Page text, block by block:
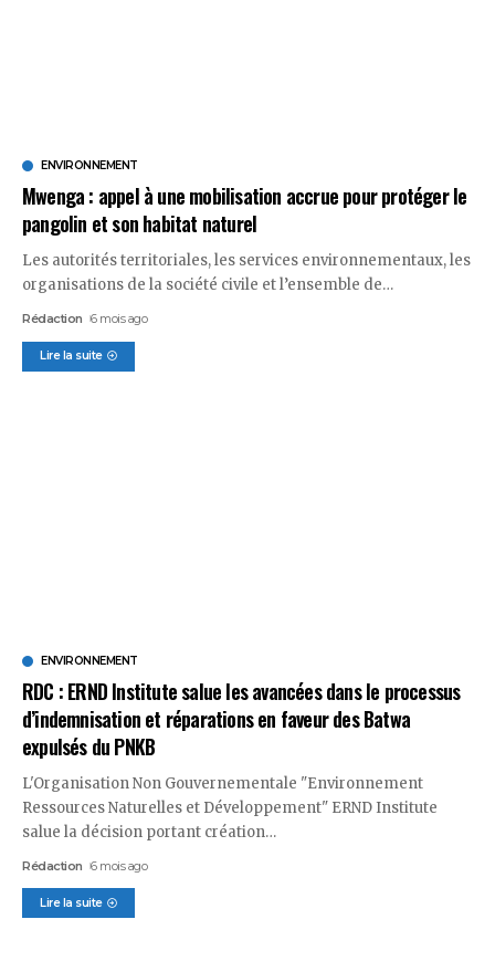
ENVIRONNEMENT
Mwenga : appel à une mobilisation accrue pour protéger le
pangolin et son habitat naturel
Les autorités territoriales, les services environnementaux, les
organisations de la société civile et l’ensemble de…
Rédaction 6 mois ago
Lire la suite
ENVIRONNEMENT
RDC : ERND Institute salue les avancées dans le processus
d’indemnisation et réparations en faveur des Batwa
expulsés du PNKB
L'Organisation Non Gouvernementale "Environnement
Ressources Naturelles et Développement" ERND Institute
salue la décision portant création…
Rédaction 6 mois ago
Lire la suite